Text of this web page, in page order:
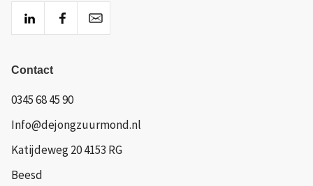
Contact
0345 68 45 90
Info@dejongzuurmond.nl
Katijdeweg 20 4153 RG
Beesd